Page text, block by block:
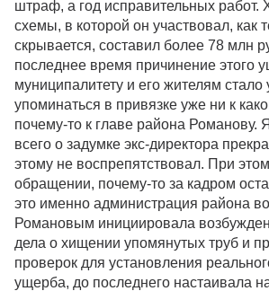
штраф, а год исправительных работ.
схемы, в которой он участвовал, как
скрывается, составил более 78 млн
последнее время причинение этого
муниципалитету и его жителям стало
упоминаться в привязке уже ни к
почему-то к главе района Романову.
всего о задумке экс-директора
этому не воспрепятствовал. При
обращении, почему-то за кадром
это именно администрация района
Романовым инициировала
дела о хищении упомянутых труб и
проверок для установления
ущерба, до последнего настаивала